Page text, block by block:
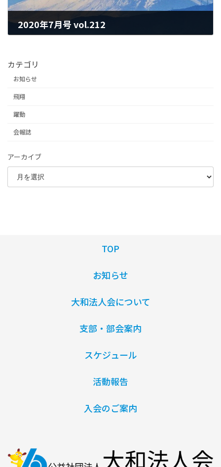
2020年7月号 vol.212
カテゴリ
お知らせ
飛翔
躍動
会報誌
アーカイブ
TOP
お知らせ
大和法人会について
支部・部会案内
スケジュール
活動報告
入会のご案内